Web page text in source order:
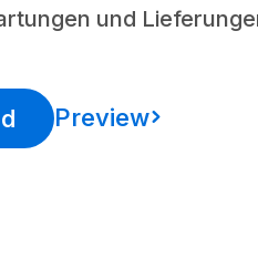
und
Preview